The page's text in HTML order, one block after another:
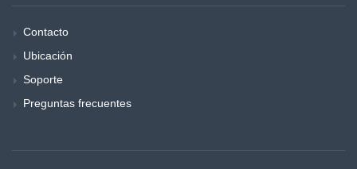
Contacto
Ubicación
Soporte
Preguntas frecuentes